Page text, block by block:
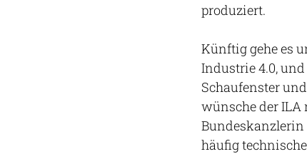
produziert.
Künftig gehe es
Industrie 4.0,
Schaufenster
wünsche der ILA
häufig